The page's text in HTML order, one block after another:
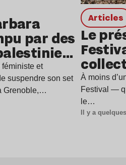
par des
féministe et
suspendre son set
Grenoble,…
Articles
Le
À moins
Festival —
le…
Il y a